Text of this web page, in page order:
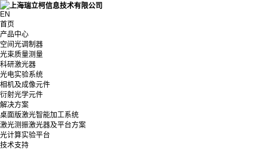
EN
首页
产品中心
空间光调制器
光束质量测量
科研激光器
光电实验系统
相机及成像元件
衍射光学元件
解决方案
桌面版激光智能加工系统
激光测振激光器及平台方案
光计算实验平台
技术支持